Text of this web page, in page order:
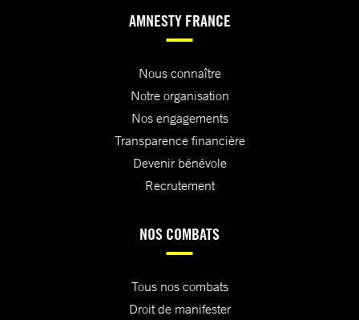
AMNESTY FRANCE
Nous connaître
Notre organisation
Nos engagements
Transparence financière
Devenir bénévole
Recrutement
NOS COMBATS
Tous nos combats
Droit de manifester